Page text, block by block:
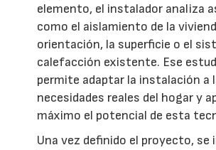
elemento, el instalador analiza
como el aislamiento de la
orientación, la superficie o el
calefacción existente. Ese
permite adaptar la instalación a
necesidades reales del hogar y
máximo el potencial de esta
Una vez definido el proyecto, se